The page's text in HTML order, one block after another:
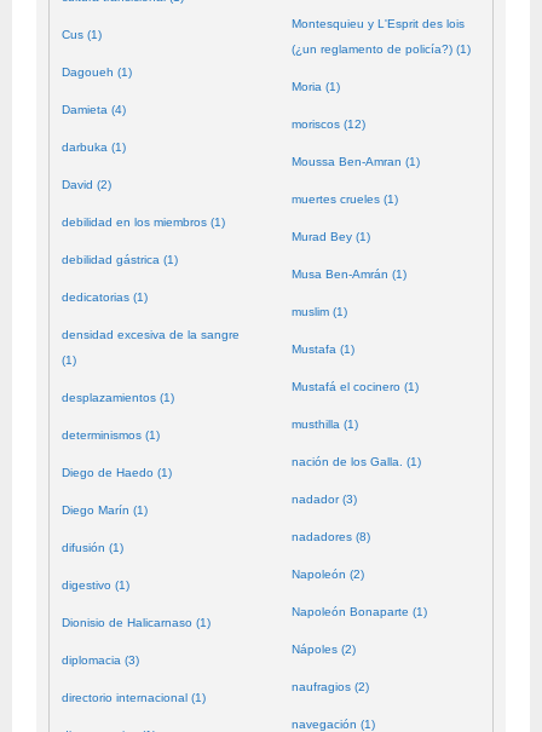
Cus (1)
Dagoueh (1)
Damieta (4)
darbuka (1)
David (2)
debilidad en los miembros (1)
debilidad gástrica (1)
dedicatorias (1)
densidad excesiva de la sangre
(1)
desplazamientos (1)
determinismos (1)
Diego de Haedo (1)
Diego Marín (1)
difusión (1)
digestivo (1)
Dionisio de Halicarnaso (1)
diplomacia (3)
directorio internacional (1)
Montesquieu y L'Esprit des lois
(¿un reglamento de policía?) (1)
Moria (1)
moriscos (12)
Moussa Ben-Amran (1)
muertes crueles (1)
Murad Bey (1)
Musa Ben-Amrán (1)
muslim (1)
Mustafa (1)
Mustafá el cocinero (1)
musthilla (1)
nación de los Galla. (1)
nadador (3)
nadadores (8)
Napoleón (2)
Napoleón Bonaparte (1)
Nápoles (2)
naufragios (2)
navegación (1)